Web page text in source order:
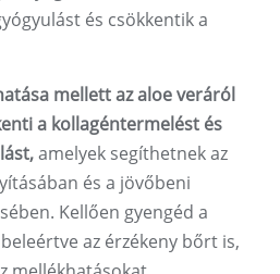
és csökkentik a
mellett az aloe veráról
a kollagéntermelést és
amelyek segíthetnek az
és a jövőbeni
Kellően gyengéd a
az érzékeny bőrt is,